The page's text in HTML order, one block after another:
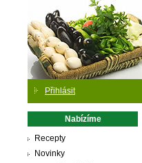
Přihlásit
Nabízíme
Recepty
Novinky